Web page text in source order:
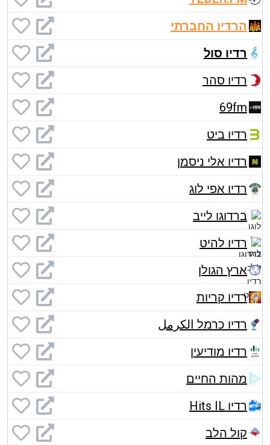
הרדיו החברתי
רדיו סול
רדיו סהר
69fm
רדיו ביט
רדיו אלי ניסמן
רדיו אפי לוג
ברדוגו לייב
רדיו להיט
ארץ הגולן
רדיו קריות
רדיו כרמל الكرمل
רדיו מודיעין
מהות החיים
רדיו Hits IL
קול הלב